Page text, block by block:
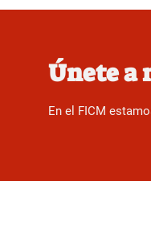
Únete a
En el FICM